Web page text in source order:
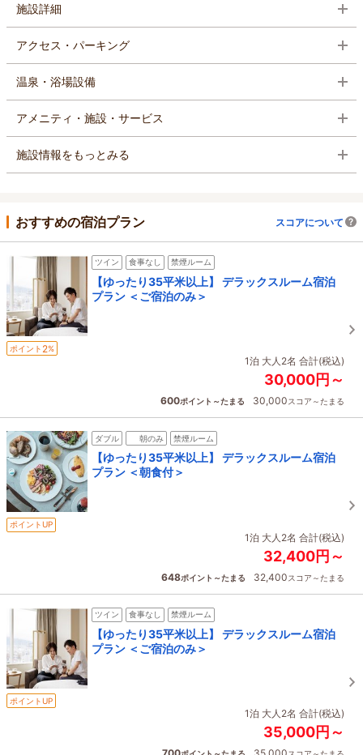
施設詳細
アクセス・パーキング
温泉・浴場設備
アメニティ・施設・サービス
施設情報をもっとみる
おすすめの宿泊プラン スコアについて
ツイン 食事なし 禁煙ルーム
【ゆったり35平米以上】 デラックスルーム宿泊
プラン ＜ご宿泊のみ＞
ポイント 2%
1泊 大人2名 合計(税込)
30,000円～
600ポイント～たまる 30,000スコア～たまる
ダブル 朝のみ 禁煙ルーム
【ゆったり35平米以上】 デラックスルーム宿泊
プラン ＜朝食付＞
ポイントUP
1泊 大人2名 合計(税込)
32,400円～
648ポイント～たまる 32,400スコア～たまる
ツイン 食事なし 禁煙ルーム
【ゆったり35平米以上】 デラックスルーム宿泊
プラン ＜ご宿泊のみ＞
ポイントUP
1泊 大人2名 合計(税込)
35,000円～